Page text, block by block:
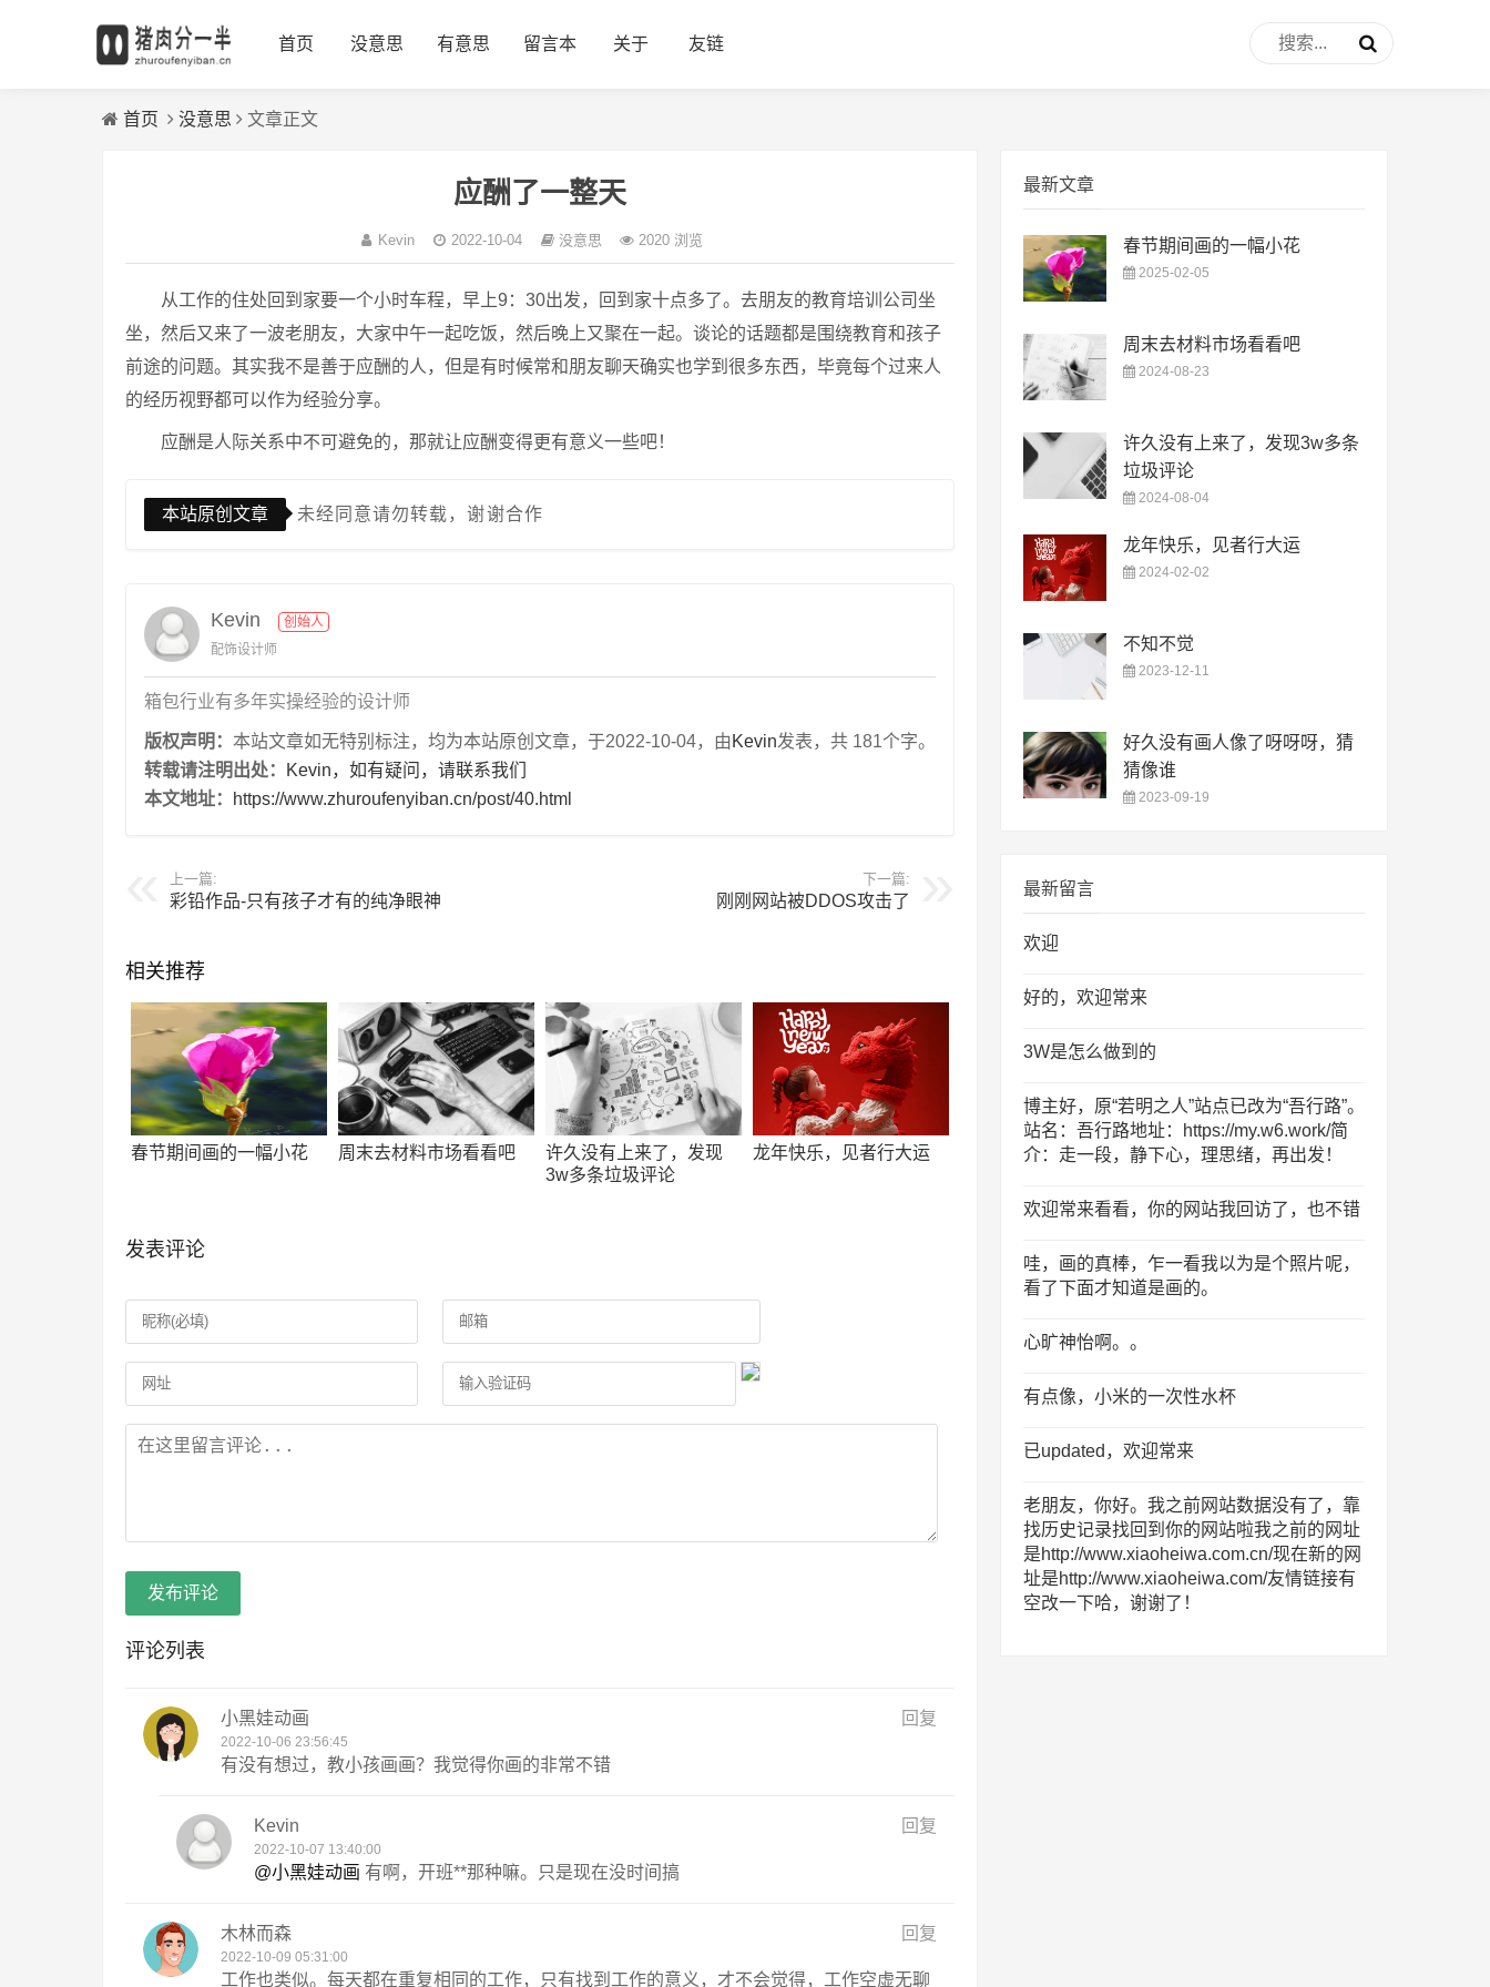
首页 没意思 有意思 留言本 关于 友链
首页 没意思 文章正文
应酬了一整天
Kevin 2022-10-04 没意思 2020 浏览
从工作的住处回到家要一个小时车程，早上9：30出发，回到家十点多了。去朋友的教育培训公司坐
坐，然后又来了一波老朋友，大家中午一起吃饭，然后晚上又聚在一起。谈论的话题都是围绕教育和孩子
前途的问题。其实我不是善于应酬的人，但是有时候常和朋友聊天确实也学到很多东西，毕竟每个过来人
的经历视野都可以作为经验分享。
应酬是人际关系中不可避免的，那就让应酬变得更有意义一些吧！
本站原创文章 未经同意请勿转载，谢谢合作
Kevin
创始人
配饰设计师
箱包行业有多年实操经验的设计师
版权声明： 本站文章如无特别标注，均为本站原创文章，于2022-10-04，由Kevin发表，共 181个字。
转载请注明出处：
Kevin，如有疑问，请联系我们
本文地址：
https://www.zhuroufenyiban.cn/post/40.html
上一篇:
彩铅作品-只有孩子才有的纯净眼神
下一篇:
刚刚网站被DDOS攻击了
相关推荐
春节期间画的一幅小花 周末去材料市场看看吧
许久没有上来了，发现
3w多条垃圾评论
龙年快乐，见者行大运
发表评论
发布评论
评论列表
小黑娃动画 回复
2022-10-06 23:56:45
有没有想过，教小孩画画？我觉得你画的非常不错
Kevin 回复
2022-10-07 13:40:00
@小黑娃动画 有啊，开班**那种嘛。只是现在没时间搞
木林而森 回复
2022-10-09 05:31:00
工作也类似。每天都在重复相同的工作，只有找到工作的意义，才不会觉得，工作空虚无聊
最新文章
春节期间画的一幅小花
2025-02-05
周末去材料市场看看吧
2024-08-23
许久没有上来了，发现3w多条
垃圾评论
2024-08-04
龙年快乐，见者行大运
2024-02-02
不知不觉
2023-12-11
好久没有画人像了呀呀呀，猜
猜像谁
2023-09-19
最新留言
欢迎
好的，欢迎常来
3W是怎么做到的
博主好，原“若明之人”站点已改为“吾行路”。
站名：吾行路地址：https://my.w6.work/简
介：走一段，静下心，理思绪，再出发！
欢迎常来看看，你的网站我回访了，也不错
哇，画的真棒，乍一看我以为是个照片呢，
看了下面才知道是画的。
心旷神怡啊。。
有点像，小米的一次性水杯
已updated，欢迎常来
老朋友，你好。我之前网站数据没有了，靠
找历史记录找回到你的网站啦我之前的网址
是http://www.xiaoheiwa.com.cn/现在新的网
址是http://www.xiaoheiwa.com/友情链接有
空改一下哈，谢谢了！